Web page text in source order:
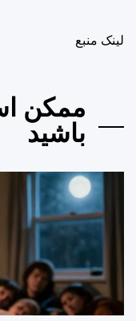
لينک منبع
ممکن
باشید